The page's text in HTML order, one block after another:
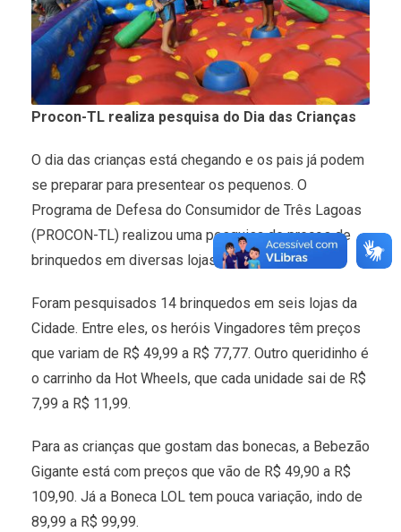
Procon-TL realiza pesquisa do Dia das Crianças
O dia das crianças está chegando e os pais já podem
se preparar para presentear os pequenos. O
Programa de Defesa do Consumidor de Três Lagoas
(PROCON-TL) realizou uma pesquisa de preços de
brinquedos em diversas lojas de Três Lagoas.
Foram pesquisados 14 brinquedos em seis lojas da
Cidade. Entre eles, os heróis Vingadores têm preços
que variam de R$ 49,99 a R$ 77,77. Outro queridinho é
o carrinho da Hot Wheels, que cada unidade sai de R$
7,99 a R$ 11,99.
Para as crianças que gostam das bonecas, a Bebezão
Gigante está com preços que vão de R$ 49,90 a R$
109,90. Já a Boneca LOL tem pouca variação, indo de
89,99 a R$ 99,99.